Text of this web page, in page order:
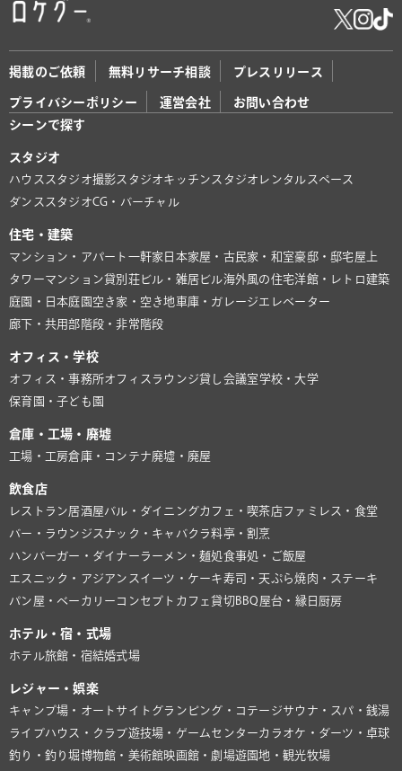
掲載のご依頼 無料リサーチ相談 プレスリリース
プライバシーポリシー 運営会社
お問い合わせ
シーンで探す
スタジオ
ハウススタジオ撮影スタジオキッチンスタジオ レンタルスペース
ダンススタジオCG・バーチャル
住宅・建築
マンション・アパート 一軒家 日本家屋・古民家・和室豪邸・邸宅屋上
タワーマンション貸別荘ビル・雑居ビル海外風の住宅洋館・レトロ建築
庭園・日本庭園 空き家・空き地 車庫・ガレージ エレベーター
廊下・共用部 階段・非常階段
オフィス・学校
オフィス・事務所オフィスラウンジ貸し会議室学校・大学
保育園・子ども園
倉庫・工場・廃墟
工場・工房倉庫・コンテナ廃墟・廃屋
飲食店
レストラン居酒屋バル・ダイニングカフェ・喫茶店ファミレス・食堂
バー・ラウンジ スナック・キャバクラ料亭・割烹
ハンバーガー・ダイナーラーメン・麺処食事処・ご飯屋
エスニック・アジアン スイーツ・ケーキ寿司・天ぷら焼肉・ステーキ
パン屋・ベーカリー コンセプトカフェ貸切BBQ 屋台・縁日 厨房
ホテル・宿・式場
ホテル旅館・宿結婚式場
レジャー・娯楽
キャンプ場・オートサイト グランピング・コテージサウナ・スパ・銭湯
ライブハウス・クラブ遊技場・ゲームセンターカラオケ・ダーツ・卓球
釣り・釣り堀博物館・美術館映画館・劇場遊園地・観光牧場